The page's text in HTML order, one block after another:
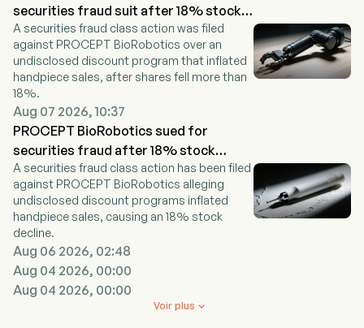
PROCEPT BioRobotics Corp. conçoit, produit et
commercialise le système robotique AQUABEAM, un système
robotique chirurgical avancé, guidé par l'image, destiné à être
utilisé dans la chirurgie urologique mini-invasive, avec un
premier objectif thérapeutique centré sur l'hyperplasie bénigne
de la prostate (HBP). Le système robotique AQUABEAM,
propriété exclusive de l'entreprise, permet d'administrer la
thérapie Aquablation, qui combine un imagerie
multidimensionnelle en temps réel, une planification
personnalisée du traitement, la robotique automatisée ainsi
qu'une ablution par jet d'eau sans chaleur pour une élimination
ciblée et rapide du tissu prostatique. La thérapie Aquablation
permet d'obtenir des résultats efficaces, sûrs et durables pour
les hommes souffrant de troubles des voies urinaires
inférieures (TVUI) dus à l'HBP, indépendamment de la taille et de
la forme de la prostate ou de l'expérience du chirurgien.
securities fraud suit after 18% stock
drop
A securities fraud class action was filed
against PROCEPT BioRobotics over an
undisclosed discount program that inflated
handpiece sales, after shares fell more than
18%.
Aug 07 2026, 10:37
PROCEPT BioRobotics sued for
securities fraud after 18% stock
decline
A securities fraud class action has been filed
against PROCEPT BioRobotics alleging
undisclosed discount programs inflated
handpiece sales, causing an 18% stock
decline.
Aug 06 2026, 02:48
Aug 04 2026, 00:00
Aug 04 2026, 00:00

Voir plus